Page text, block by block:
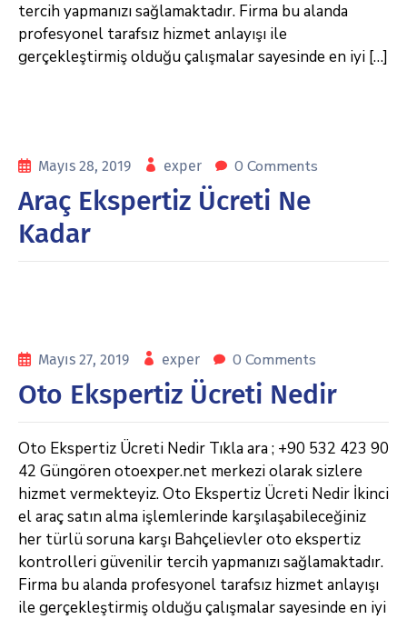
tercih yapmanızı sağlamaktadır. Firma bu alanda
profesyonel tarafsız hizmet anlayışı ile
gerçekleştirmiş olduğu çalışmalar sayesinde en iyi […]
Mayıs 28, 2019 exper 0 Comments
Araç Ekspertiz Ücreti Ne
Kadar
Mayıs 27, 2019 exper 0 Comments
Oto Ekspertiz Ücreti Nedir
Oto Ekspertiz Ücreti Nedir Tıkla ara ; +90 532 423 90
42 Güngören otoexper.net merkezi olarak sizlere
hizmet vermekteyiz. Oto Ekspertiz Ücreti Nedir İkinci
el araç satın alma işlemlerinde karşılaşabileceğiniz
her türlü soruna karşı Bahçelievler oto ekspertiz
kontrolleri güvenilir tercih yapmanızı sağlamaktadır.
Firma bu alanda profesyonel tarafsız hizmet anlayışı
ile gerçekleştirmiş olduğu çalışmalar sayesinde en iyi